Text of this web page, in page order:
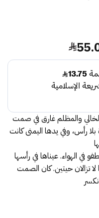
السعر
الحالي
هو:
55.00.
والمظلم غارق في صمت
رأس، وفي يدها اليمنى كانت
في الهواء. عيناها في رأسها
تزالان حيتين. كان الصمت